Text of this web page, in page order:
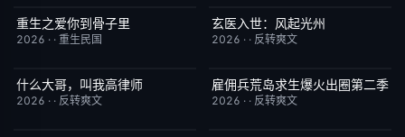
已完结
重生之爱你到骨子里
2026 · · 重生民国
已完结
玄医入世：风起光州
2026 · · 反转爽文
已完结
什么大哥，叫我高律师
2026 · · 反转爽文
已完结 6.0
雇佣兵荒岛求生爆火出圈第二季
2026 · · 反转爽文